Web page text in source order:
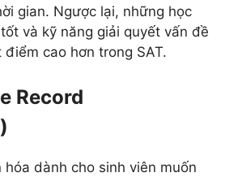
gian. Ngược lại, những học
và kỹ năng giải quyết vấn đề
cao hơn trong SAT.
Record
hóa dành cho sinh viên muốn